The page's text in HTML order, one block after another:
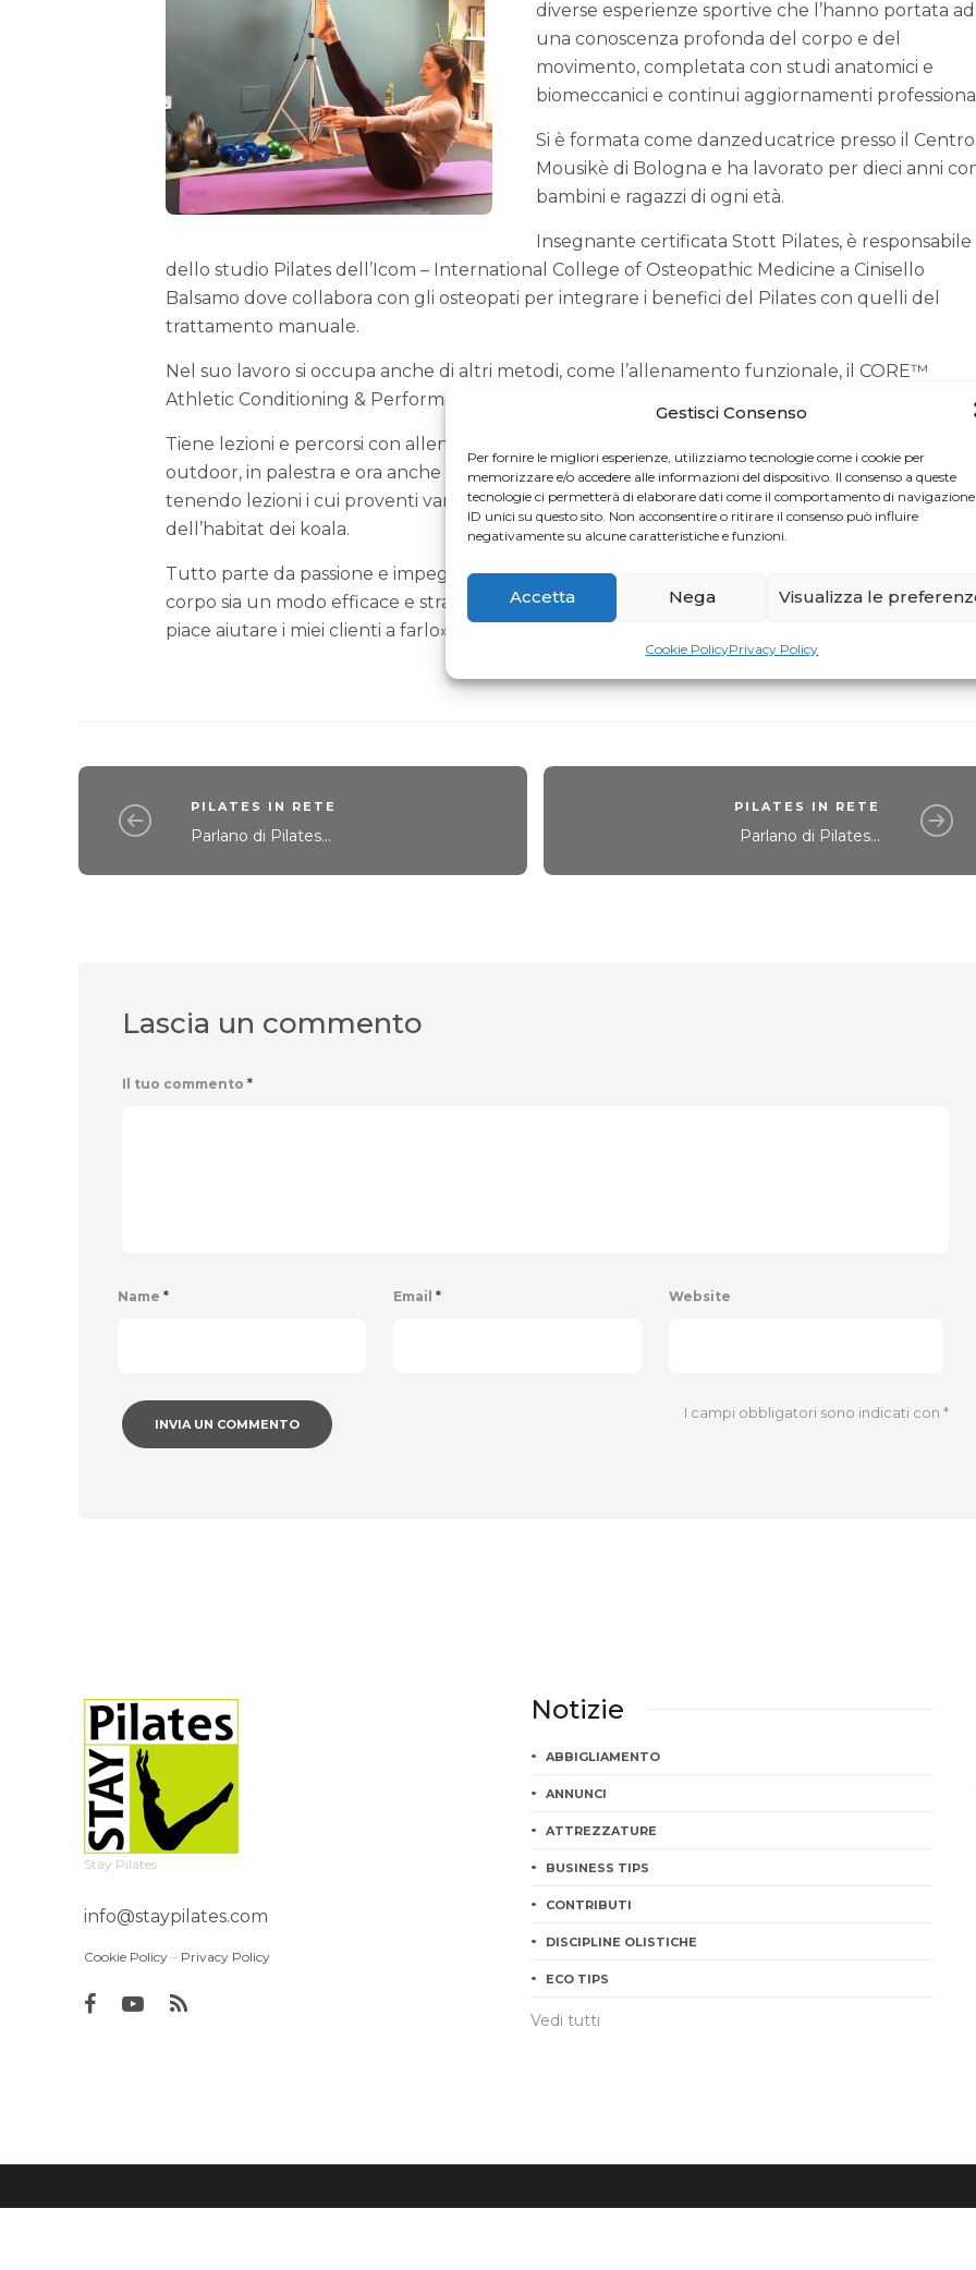
Gestisci Consenso
Per fornire le migliori esperienze, utilizziamo tecnologie come i cookie per
memorizzare e/o accedere alle informazioni del dispositivo. Il consenso a queste
tecnologie ci permetterà di elaborare dati come il comportamento di
ID unici su questo sito. Non acconsentire o ritirare il consenso può influire
negativamente su alcune caratteristiche e funzioni.
Accetta Nega Visualizza le
Cookie PolicyPrivacy Policy
diverse esperienze sportive che l’hanno portata ad
una conoscenza profonda del corpo e del
movimento, completata con studi anatomici e
biomeccanici e continui aggiornamenti
Si è formata come danzeducatrice presso il Centro
Mousikè di Bologna e ha lavorato per dieci anni
bambini e ragazzi di ogni età.
Insegnante certificata Stott Pilates, è responsabile
dello studio Pilates dell’Icom – International College of Osteopathic Medicine a Cinisello
Balsamo dove collabora con gli osteopati per integrare i benefici del Pilates con quelli del
trattamento manuale.
Nel suo lavoro si occupa anche di altri metodi, come l’allenamento funzionale, il CORE™
Athletic Conditioning & Performance Training™ e il TRX®, di cui è istruttrice certificata.
Tiene lezioni e percorsi con allenamenti individuali e a piccolo gruppo, privatamente, in studio,
outdoor, in palestra e ora anche online dove unisce anche il suo impegno ambientalista
tenendo lezioni i cui proventi vanno a favore di alcuni progetti di conservazione e
dell’habitat dei koala.
Tutto parte da passione e impegno come confermano le sue parole: «Credo che il lavoro sul
corpo sia un modo efficace e straordinario per evolversi e migliorarsi sotto ogni aspetto, e mi
piace aiutare i miei clienti a farlo».
PILATES IN RETE
Parlano di Pilates...
PILATES IN RETE
Parlano di Pilates...
Lascia un commento
Il tuo commento *
Name * Email * Website
I campi obbligatori sono indicati con*
Stay Pilates
info@staypilates.com
Cookie Policy – Privacy Policy
Notizie
ABBIGLIAMENTO
ANNUNCI
ATTREZZATURE
BUSINESS TIPS
CONTRIBUTI
DISCIPLINE OLISTICHE
ECO TIPS